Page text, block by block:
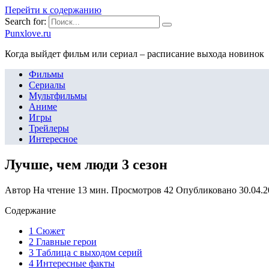
Перейти к содержанию
Search for:
Punxlove.ru
Когда выйдет фильм или сериал – расписание выхода новинок
Фильмы
Сериалы
Мультфильмы
Аниме
Игры
Трейлеры
Интересное
Лучше, чем люди 3 сезон
Автор На чтение 13 мин. Просмотров 42 Опубликовано
Содержание
1 Сюжет
2 Главные герои
3 Таблица с выходом серий
4 Интересные факты